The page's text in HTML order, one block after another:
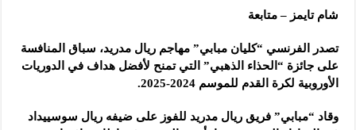
شام تايمز – متابعة
تصدر الفرنسي “كليان مبابي” مهاجم ريال مدريد، سباق المنافسة
على جائزة “الحذاء الذهبي” التي تمنح لأفضل هداف في الدوريات
الأوروبية لكرة القدم للموسم 2024-2025.
وقاد “مبابي” فريق ريال مدريد للفوز على ضيفه ريال سوسييداد